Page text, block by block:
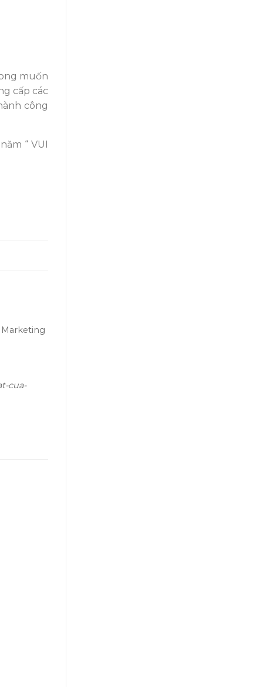
muốn
cấp các
công
“ VUI
Marketing
cua-